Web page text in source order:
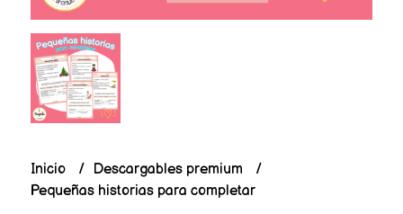
Inicio
Descargables premium
Pequeñas historias para completar